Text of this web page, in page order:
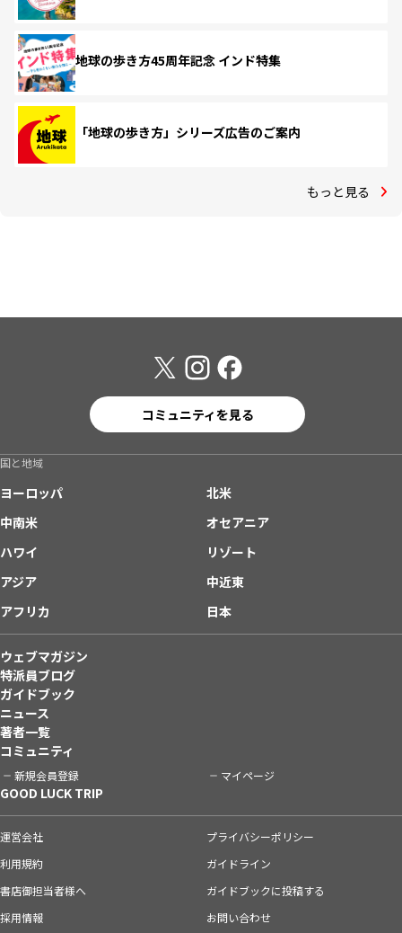
地球の歩き方45周年記念 インド特集
「地球の歩き方」シリーズ広告のご案内
もっと見る
コミュニティを見る
国と地域
ヨーロッパ
北米
中南米
オセアニア
ハワイ
リゾート
アジア
中近東
アフリカ
日本
ウェブマガジン
特派員ブログ
ガイドブック
ニュース
著者一覧
コミュニティ
新規会員登録 マイページ
GOOD LUCK TRIP
運営会社
プライバシーポリシー
利用規約
ガイドライン
書店御担当者様へ
ガイドブックに投稿する
採用情報
お問い合わせ